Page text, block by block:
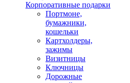
Корпоративные подарки
Портмоне,
бумажники,
кошельки
Картхолдеры,
зажимы
Визитницы
Ключницы
Дорожные